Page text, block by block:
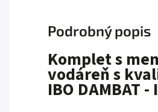
Podrobný popis
Komplet s
vodáreň s
IBO DAMBAT -